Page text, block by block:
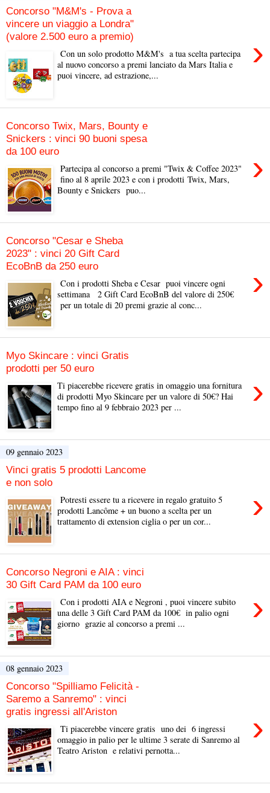
Concorso "M&M's - Prova a
vincere un viaggio a Londra"
(valore 2.500 euro a premio)
›
Con un solo prodotto M&M's a tua scelta partecipa
al nuovo concorso a premi lanciato da Mars Italia e
puoi vincere, ad estrazione,...
Concorso Twix, Mars, Bounty e
Snickers : vinci 90 buoni spesa
da 100 euro
›
Partecipa al concorso a premi "Twix & Coffee 2023"
fino al 8 aprile 2023 e con i prodotti Twix, Mars,
Bounty e Snickers puo...
Concorso "Cesar e Sheba
2023" : vinci 20 Gift Card
EcoBnB da 250 euro
›
Con i prodotti Sheba e Cesar puoi vincere ogni
settimana 2 Gift Card EcoBnB del valore di 250€
per un totale di 20 premi grazie al conc...
Myo Skincare : vinci Gratis
prodotti per 50 euro
›
Ti piacerebbe ricevere gratis in omaggio una fornitura
di prodotti Myo Skincare per un valore di 50€? Hai
tempo fino al 9 febbraio 2023 per ...
09 gennaio 2023
Vinci gratis 5 prodotti Lancome
e non solo
›
Potresti essere tu a ricevere in regalo gratuito 5
prodotti Lancôme + un buono a scelta per un
trattamento di extension ciglia o per un cor...
Concorso Negroni e AIA : vinci
30 Gift Card PAM da 100 euro
›
Con i prodotti AIA e Negroni , puoi vincere subito
una delle 3 Gift Card PAM da 100€ in palio ogni
giorno grazie al concorso a premi ...
08 gennaio 2023
Concorso "Spilliamo Felicità -
Saremo a Sanremo" : vinci
gratis ingressi all'Ariston
›
Ti piacerebbe vincere gratis uno dei 6 ingressi
omaggio in palio per le ultime 3 serate di Sanremo al
Teatro Ariston e relativi pernotta...